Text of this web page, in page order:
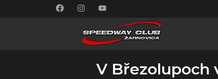
V Březolupoch